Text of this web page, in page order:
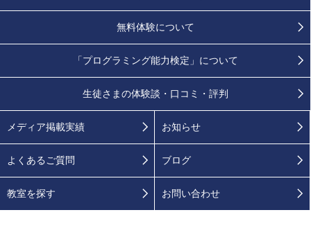
無料体験について
「プログラミング能力検定」 について
生徒さまの体験談・口コミ・評判
メディア掲載実績 お知らせ
よくあるご質問 ブログ
教室を探す お問い合わせ